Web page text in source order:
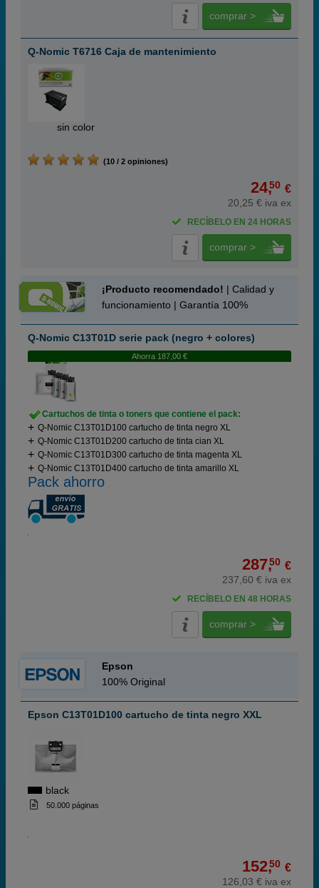
comprar >
Q-Nomic T6716 Caja de mantenimiento
sin color
(10 / 2 opiniones)
24,50 €
20,25 € iva ex
RECÍBELO EN 24 HORAS
comprar >
¡Producto recomendado! | Calidad y
funcionamiento | Garantía 100%
Q-Nomic C13T01D serie pack (negro + colores)
Ahorra 187,00 €
Cartuchos de tinta o toners que contiene el pack:
Q-Nomic C13T01D100 cartucho de tinta negro XL
Q-Nomic C13T01D200 cartucho de tinta cian XL
Q-Nomic C13T01D300 cartucho de tinta magenta XL
Q-Nomic C13T01D400 cartucho de tinta amarillo XL
Pack ahorro
287,50 €
237,60 € iva ex
RECÍBELO EN 48 HORAS
comprar >
Epson
100% Original
Epson C13T01D100 cartucho de tinta negro XXL
black
50.000 páginas
152,50 €
126,03 € iva ex